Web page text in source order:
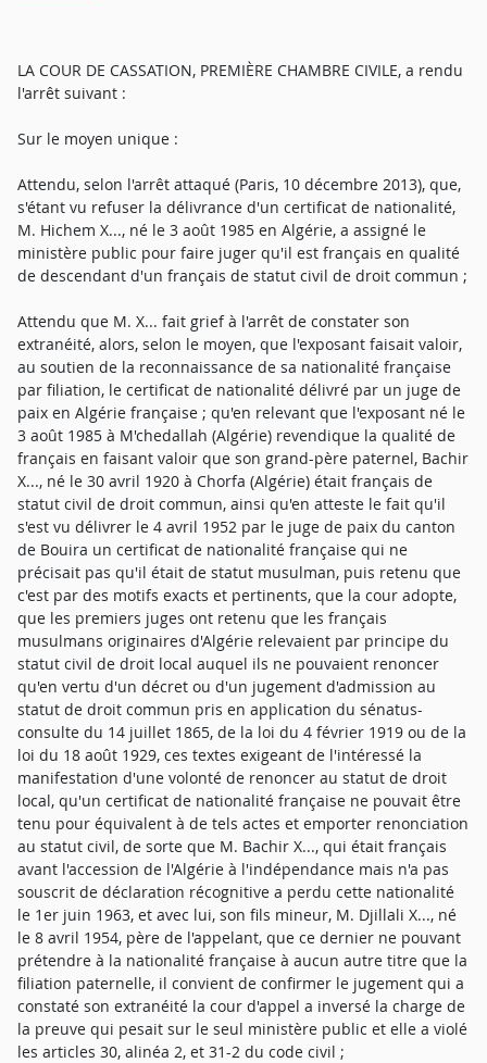
LA COUR DE CASSATION, PREMIÈRE CHAMBRE CIVILE, a rendu
l'arrêt suivant :
Sur le moyen unique :
Attendu, selon l'arrêt attaqué (Paris, 10 décembre 2013), que,
s'étant vu refuser la délivrance d'un certificat de nationalité,
M. Hichem X..., né le 3 août 1985 en Algérie, a assigné le
ministère public pour faire juger qu'il est français en qualité
de descendant d'un français de statut civil de droit commun ;
Attendu que M. X... fait grief à l'arrêt de constater son
extranéité, alors, selon le moyen, que l'exposant faisait valoir,
au soutien de la reconnaissance de sa nationalité française
par filiation, le certificat de nationalité délivré par un juge de
paix en Algérie française ; qu'en relevant que l'exposant né le
3 août 1985 à M'chedallah (Algérie) revendique la qualité de
français en faisant valoir que son grand-père paternel, Bachir
X..., né le 30 avril 1920 à Chorfa (Algérie) était français de
statut civil de droit commun, ainsi qu'en atteste le fait qu'il
s'est vu délivrer le 4 avril 1952 par le juge de paix du canton
de Bouira un certificat de nationalité française qui ne
précisait pas qu'il était de statut musulman, puis retenu que
c'est par des motifs exacts et pertinents, que la cour adopte,
que les premiers juges ont retenu que les français
musulmans originaires d'Algérie relevaient par principe du
statut civil de droit local auquel ils ne pouvaient renoncer
qu'en vertu d'un décret ou d'un jugement d'admission au
statut de droit commun pris en application du sénatus-
consulte du 14 juillet 1865, de la loi du 4 février 1919 ou de la
loi du 18 août 1929, ces textes exigeant de l'intéressé la
manifestation d'une volonté de renoncer au statut de droit
local, qu'un certificat de nationalité française ne pouvait être
tenu pour équivalent à de tels actes et emporter renonciation
au statut civil, de sorte que M. Bachir X..., qui était français
avant l'accession de l'Algérie à l'indépendance mais n'a pas
souscrit de déclaration récognitive a perdu cette nationalité
le 1er juin 1963, et avec lui, son fils mineur, M. Djillali X..., né
le 8 avril 1954, père de l'appelant, que ce dernier ne pouvant
prétendre à la nationalité française à aucun autre titre que la
filiation paternelle, il convient de confirmer le jugement qui a
constaté son extranéité la cour d'appel a inversé la charge de
la preuve qui pesait sur le seul ministère public et elle a violé
les articles 30, alinéa 2, et 31-2 du code civil ;